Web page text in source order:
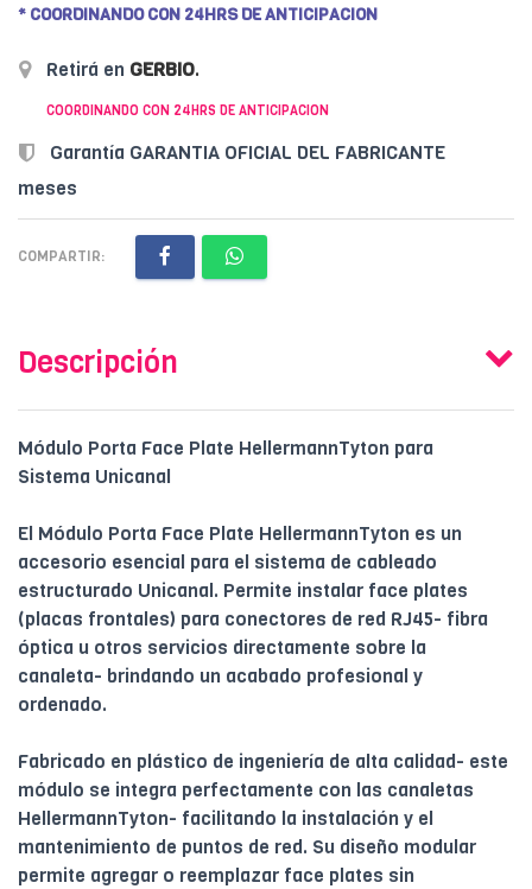
* COORDINANDO CON 24HRS DE ANTICIPACION
Retirá en GERBIO.
COORDINANDO CON 24HRS DE ANTICIPACION
Garantía GARANTIA OFICIAL DEL FABRICANTE
meses
COMPARTIR:
Descripción
Módulo Porta Face Plate HellermannTyton para
Sistema Unicanal
El Módulo Porta Face Plate HellermannTyton es un
accesorio esencial para el sistema de cableado
estructurado Unicanal. Permite instalar face plates
(placas frontales) para conectores de red RJ45- fibra
óptica u otros servicios directamente sobre la
canaleta- brindando un acabado profesional y
ordenado.
Fabricado en plástico de ingeniería de alta calidad- este
módulo se integra perfectamente con las canaletas
HellermannTyton- facilitando la instalación y el
mantenimiento de puntos de red. Su diseño modular
permite agregar o reemplazar face plates sin